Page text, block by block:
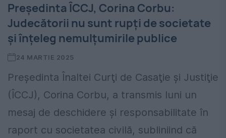
Președinta ÎCCJ, Corina Corbu:
Judecătorii nu sunt rupți de societate
și înțeleg nemulțumirile publice
24 MARTIE 2025
Preşedinta Înaltei Curţi de Casaţie şi Justiţie
(ÎCCJ), Corina Corbu, a transmis luni un
mesaj de deschidere şi responsabilitate în
raport cu societatea civilă, subliniind că